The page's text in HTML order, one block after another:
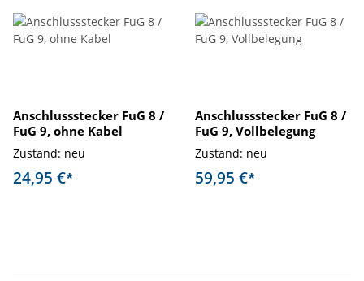
Anschlussstecker FuG 8 /
FuG 9, ohne Kabel
Zustand: neu
24,95 €*
Anschlussstecker FuG 8 /
FuG 9, Vollbelegung
Zustand: neu
59,95 €*